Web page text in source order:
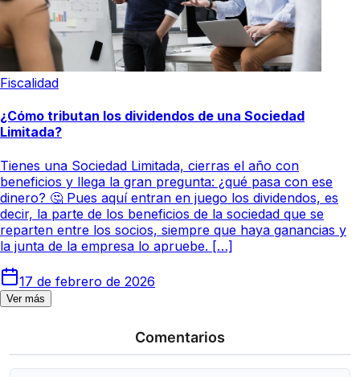
Fiscalidad
¿Cómo tributan los dividendos de una Sociedad
Limitada?
Tienes una Sociedad Limitada, cierras el año con
beneficios y llega la gran pregunta: ¿qué pasa con ese
dinero? 🤔 Pues aquí entran en juego los dividendos, es
decir, la parte de los beneficios de la sociedad que se
reparten entre los socios, siempre que haya ganancias y
la junta de la empresa lo apruebe. […]
17 de febrero de 2026
Ver más
Comentarios